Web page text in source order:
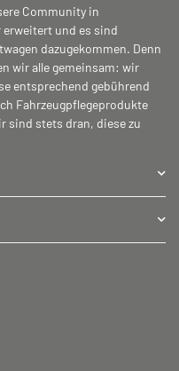
Community in
erweitert und es sind
dazugekommen. Denn
wir alle gemeinsam: wir
entsprechend gebührend
Fahrzeugpflegeprodukte
sind stets dran, diese zu